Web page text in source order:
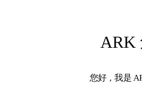
ARK
您好，我是